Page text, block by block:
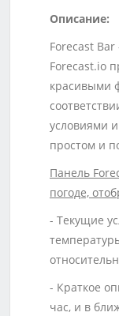
Описание:
Forecast
Forecast.io
красивыми
условиями
простом и
Панель
погоде,
- Текущие
- Краткое
час, и в